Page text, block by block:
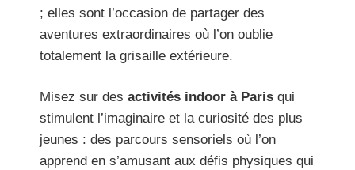
; elles sont l’occasion de partager des
aventures extraordinaires où l’on oublie
totalement la grisaille extérieure.
Misez sur des activités indoor à Paris qui
stimulent l’imaginaire et la curiosité des plus
jeunes : des parcours sensoriels où l’on
apprend en s’amusant aux défis physiques qui